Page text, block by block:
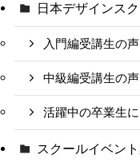
日本デザインス
入門編受講生の声
中級編受講生の声
活躍中の卒業生
スクールイベン